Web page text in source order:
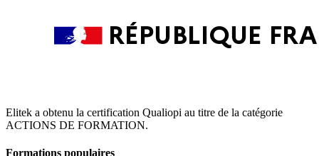
Elitek a obtenu la certification Qualiopi au titre de la catégorie
ACTIONS DE FORMATION.
Formations populaires